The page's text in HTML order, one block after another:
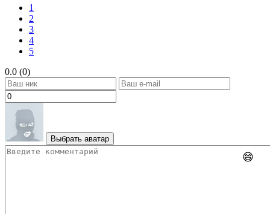
1
2
3
4
5
0.0 (0)
Выбрать аватар
😄